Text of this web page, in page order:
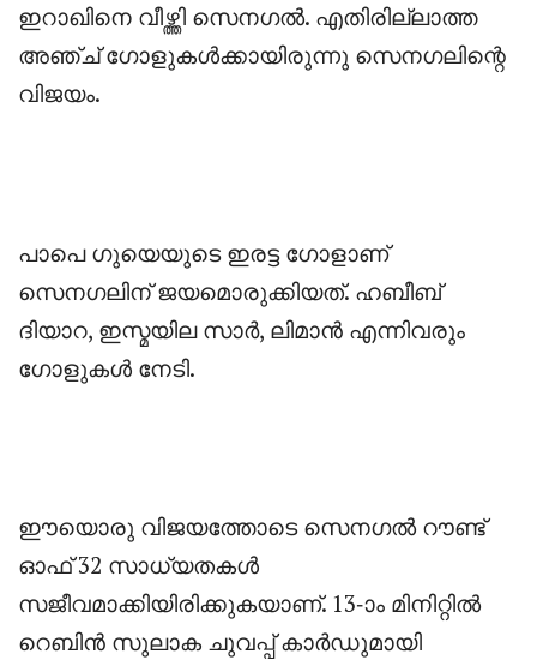
ഇറാഖിനെ വീഴ്ത്തി സെനഗൽ. എതിരില്ലാത്ത
അഞ്ച് ഗോളുകൾക്കായിരുന്നു സെനഗലിന്റെ
വിജയം.
‎പാപെ ഗുയെയുടെ ഇരട്ട ഗോളാണ്
സെനഗലിന് ജയമൊരുക്കിയത്. ഹബീബ്
ദിയാറ, ഇസ്മയില സാര്‍, ലിമാന്‍ എന്നിവരും
ഗോളുകള്‍ നേടി.
‎ഈയൊരു വിജയത്തോടെ സെനഗൽ റൗണ്ട്
ഓഫ് 32 സാധ്യതകൾ
സജീവമാക്കിയിരിക്കുകയാണ്. 13-ാം മിനിറ്റില്‍
റെബിന്‍ സുലാക ചുവപ്പ് കാര്‍ഡുമായി